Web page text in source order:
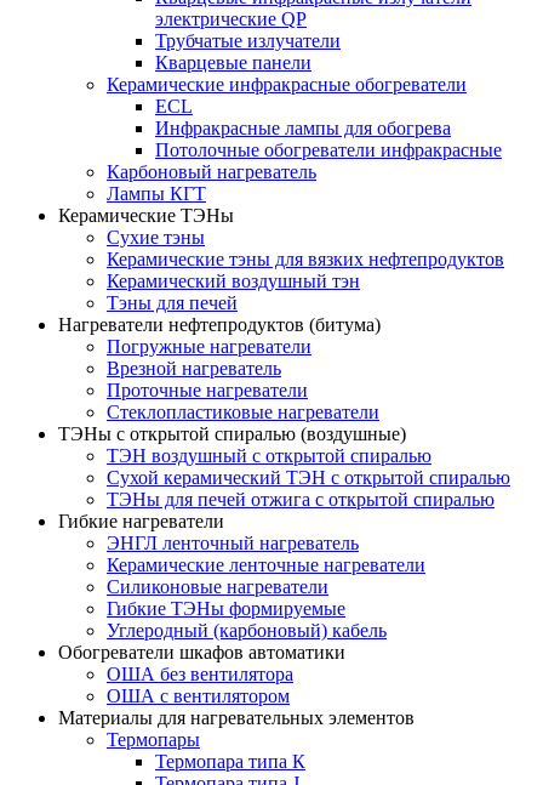
электрические QP
Трубчатые излучатели
Кварцевые панели
Керамические инфракрасные обогреватели
ECL
Инфракрасные лампы для обогрева
Потолочные обогреватели инфракрасные
Карбоновый нагреватель
Лампы КГТ
Керамические ТЭНы
Сухие тэны
Керамические тэны для вязких нефтепродуктов
Керамический воздушный тэн
Тэны для печей
Нагреватели нефтепродуктов (битума)
Погружные нагреватели
Врезной нагреватель
Проточные нагреватели
Стеклопластиковые нагреватели
ТЭНы с открытой спиралью (воздушные)
ТЭН воздушный с открытой спиралью
Сухой керамический ТЭН с открытой спиралью
ТЭНы для печей отжига с открытой спиралью
Гибкие нагреватели
ЭНГЛ ленточный нагреватель
Керамические ленточные нагреватели
Силиконовые нагреватели
Гибкие ТЭНы формируемые
Углеродный (карбоновый) кабель
Обогреватели шкафов автоматики
ОША без вентилятора
ОША с вентилятором
Материалы для нагревательных элементов
Термопары
Термопара типа К